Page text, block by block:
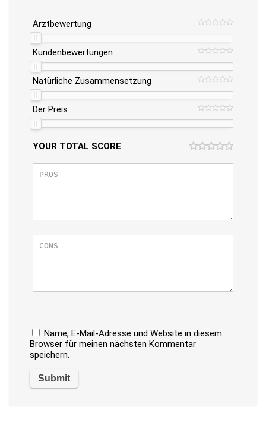
Arztbewertung
Kundenbewertungen
Natürliche Zusammensetzung
Der Preis
YOUR TOTAL SCORE
Name, E-Mail-Adresse und Website in diesem
Browser für meinen nächsten Kommentar
speichern.